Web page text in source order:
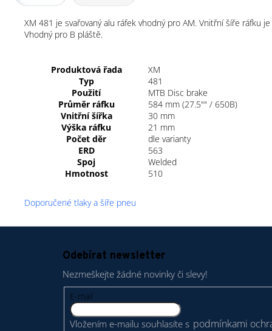
XM 481 je svařovaný alu ráfek vhodný pro AM. Vnitřní šíře ráfku
Vhodný pro B pláště.
Produktová řada
XM
Typ
481
Použití
MTB Disc brake
Průměr ráfku
584 mm (27.5"" / 650B)
Vnitřní šířka
30 mm
Výška ráfku
21 mm
Počet děr
dle varianty
ERD
563
Spoj
Welded
Hmotnost
510
Doporučené tlaky a šíře pneu
Odebírat newsletter
Nezmeškejte žádné novinky či slevy!
E-mail
Vložením e-mailu souhlasíte s podmínkami